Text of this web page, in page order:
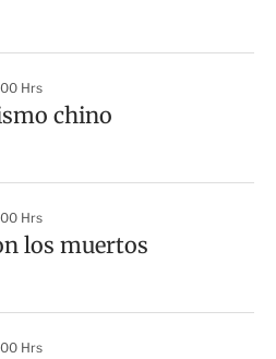
Hrs
chino
Hrs
los muertos
Hrs